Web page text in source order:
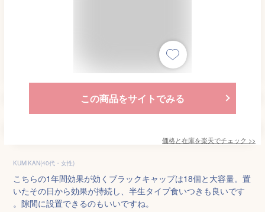
この商品をサイトでみる
価格と在庫を楽天でチェック >>
KUMIKAN(40代・女性)
こちらの1年間効果が効くブラックキャップは18個と大容量。置
いたその日から効果が持続し、半生タイプ食いつきも良いです
。隙間に設置できるのもいいですね。